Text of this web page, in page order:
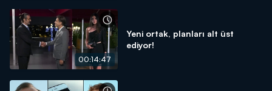
00:14:47
Yeni ortak, planları alt üst
ediyor!